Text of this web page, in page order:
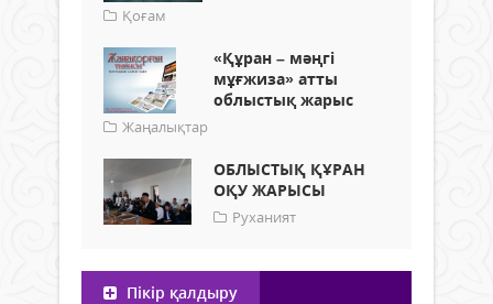
Қоғам
«Құран – мәңгі
мұғжиза» атты
облыстық жарыс
Жаңалықтар
ОБЛЫСТЫҚ ҚҰРАН
ОҚУ ЖАРЫСЫ
Руханият
Пікір қалдыру